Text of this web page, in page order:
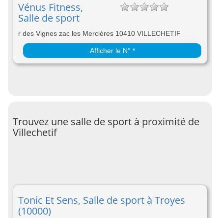
Vénus Fitness,
Salle de sport
r des Vignes zac les Mercières 10410 VILLECHETIF
Afficher le N° *
Trouvez une salle de sport à proximité de
Villechetif
Tonic Et Sens, Salle de sport à Troyes
(10000)